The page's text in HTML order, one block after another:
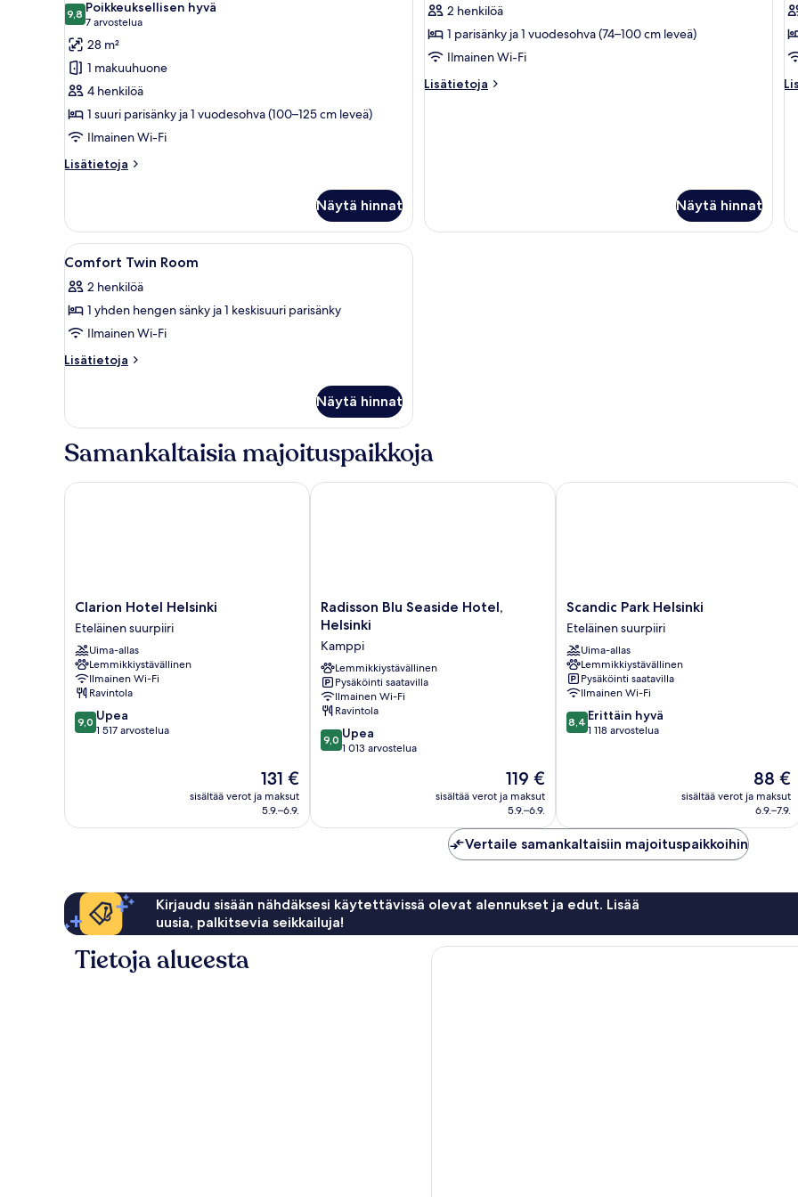
huonetyypin
VALO
Deluxe
Double
kuvat
9,89,8 kautta 10
Poikkeuksellisen hyvä
7 arvostelua
(7
arvostelua)
28 m²
1 makuuhuone
4 henkilöä
1 suuri parisänky ja 1 vuodesohva (100–125 cm leveä)
Ilmainen Wi-Fi
Lisätietoja
Lisätietoja
Double
Näytä hinnat
huonetyypin
Comfort
Double
Room
2 henkilöä
1 parisänky ja 1 vuodesohva (74–100 cm leveä)
Ilmainen Wi-Fi
Lisätietoja
Lisätietoja
Näytä hinnat
Avaa
kaikki
huonetyypin
Comfort
Twin
Room
3
Comfort Twin Room
2 henkilöä
1 yhden hengen sänky ja 1 keskisuuri parisänky
Ilmainen Wi-Fi
Lisätietoja
Lisätietoja
Room
Näytä hinnat
Samankaltaisia majoituspaikkoja
Clarion
Hotel
Helsinki
Eteläinen
suurpiiri
Clarion Hotel Helsinki
Eteläinen suurpiiri
Uima-allas
Lemmikkiystävällinen
Ilmainen Wi-Fi
Ravintola
9.0
kautta
9,0 Upea
1 517 arvostelua
Hinta
on
131 €
131 €
sisältää verot ja maksut
5.9.–6.9.
Clarion Hotel Helsinki
Radisson
Blu
Hotel,
Helsinki
Kamppi
Radisson Blu Seaside Hotel,
Helsinki
Kamppi
Lemmikkiystävällinen
Pysäköinti saatavilla
Ilmainen Wi-Fi
Ravintola
9.0
kautta
9,0 Upea
1 013 arvostelua
Hinta
on
119 €
119 €
sisältää verot ja maksut
5.9.–6.9.
Radisson Blu Seaside Hotel, Helsinki
Scandic
Park
Helsinki
Eteläinen
suurpiiri
Scandic Park Helsinki
Eteläinen suurpiiri
Uima-allas
Lemmikkiystävällinen
Pysäköinti saatavilla
Ilmainen Wi-Fi
8.4
kautta
8,4 Erittäin hyvä
1 118 arvostelua
Hinta
on
88 €
88 €
sisältää verot ja maksut
6.9.–7.9.
Scandic Park Helsinki
Vertaile samankaltaisiin majoituspaikkoihin
Kirjaudu sisään nähdäksesi käytettävissä olevat alennukset ja edut. Lisää
uusia, palkitsevia seikkailuja!
Tietoja alueesta